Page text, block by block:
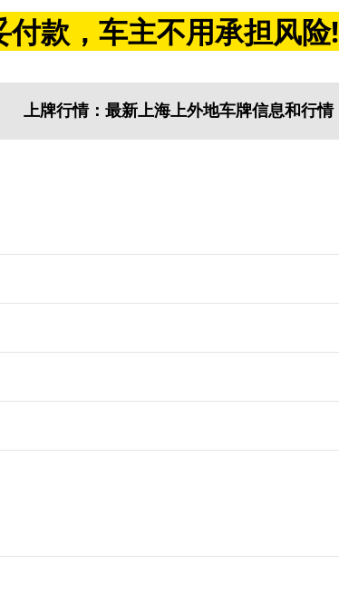
款，车主不用承担风险!
上牌行情：最新上海上外地车牌信息和行情